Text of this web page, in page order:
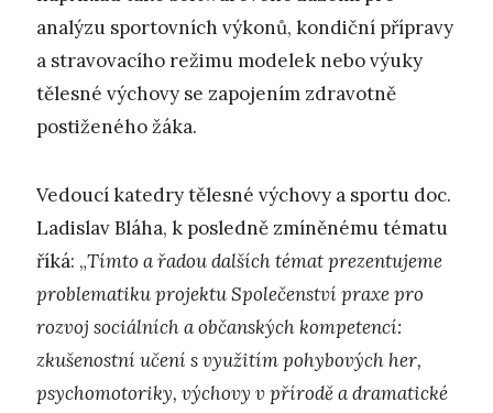
analýzu sportovních výkonů, kondiční přípravy
a stravovacího režimu modelek nebo výuky
tělesné výchovy se zapojením zdravotně
postiženého žáka.
Vedoucí katedry tělesné výchovy a sportu doc.
Ladislav Bláha, k posledně zmíněnému tématu
říká: „Tímto a řadou dalších témat prezentujeme
problematiku projektu Společenství praxe pro
rozvoj sociálních a občanských kompetencí:
zkušenostní učení s využitím pohybových her,
psychomotoriky, výchovy v přírodě a dramatické